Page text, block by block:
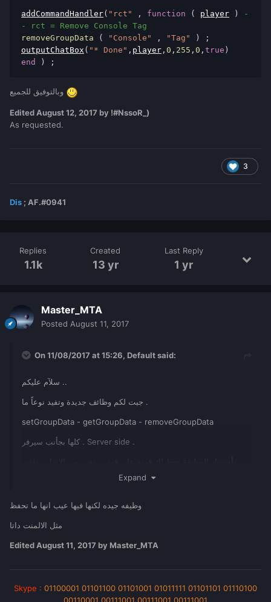
addCommandHandler( "rct" , function ( player )
-
- rct = Remove Console Tag
removeGroupData
( "Console" , "Tag" )
;
outputChatBox ( "* Done" , player , 0 , 255 , 0 , true )
end
) ;
Edited August 12, 2017 by !#NssoR_)
As requested.
3
Dis ; AF.#0941
Replies
1.1k
Created
13 yr
Last Reply
1 yr
Master_MTA
Posted August 11, 2017
On 11/08/2017 at 15:26, Defaultsaid:
سلآم عليكم ..
جبت لكم وظائف جديدة وتفيد نوعاً ما .
setGroupData - getGroupData - removeGroupData
كلها بجأنب سيرفر . Server side .
نظام المنت داتا و اكاونت داتا
( group and data and aclGetGroup (
group
then
Expand
وظيفه جيده لكنها فيها عيب انها ما تحفظ
مثل الالمنت داتا
Edited August 11, 2017 by Master_MTA
Skype : 01100001 01101100 01101001 01011111 01101101 01110100